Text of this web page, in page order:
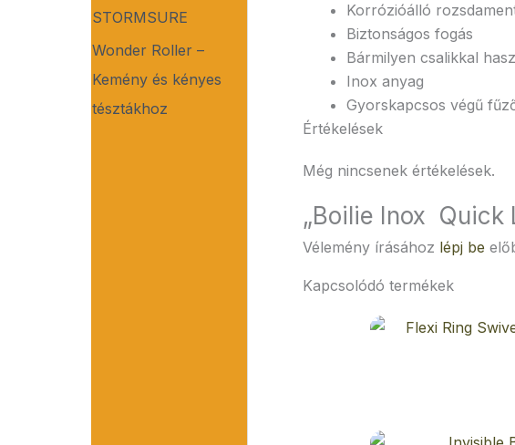
STORMSURE
Wonder Roller –
Kemény és kényes
tésztákhoz
Korrózióálló
Biztonságos fogás
Bármilyen csalikkal
Inox anyag
Gyorskapcsos végű
Értékelések
Még nincsenek értékelések.
„Boilie Inox Quick
Vélemény írásához lépj be
Kapcsolódó termékek